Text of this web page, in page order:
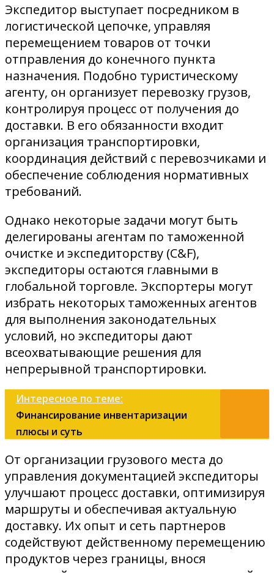
Экспедитор выступает посредником в
логистической цепочке, управляя
перемещением товаров от точки
отправления до конечного пункта
назначения. Подобно туристическому
агенту, он организует перевозку грузов,
контролируя процесс от получения до
доставки. В его обязанности входит
организация транспортировки,
координация действий с перевозчиками и
обеспечение соблюдения нормативных
требований.
Однако некоторые задачи могут быть
делегированы агентам по таможенной
очистке и экспедиторству (C&F),
экспедиторы остаются главными в
глобальной торговле. Экспортеры могут
избрать некоторых таможенных агентов
для выполнения законодательных
условий, но экспедиторы дают
всеохватывающие решения для
непрерывной транспортировки.
Интересное по теме:
Финансирование инвентаризации
плюсы и суть
От организации грузового места до
управления документацией экспедиторы
улучшают процесс доставки, оптимизируя
маршруты и обеспечивая актуальную
доставку. Их опыт и сеть партнеров
содействуют действенному перемещению
продуктов через границы, внося